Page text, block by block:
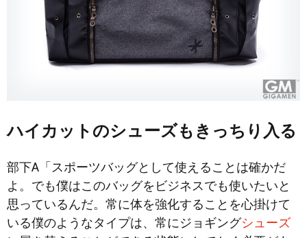
ハイカットのシューズもきっちり入る
部下A「スポーツバッグとして使えることは確かだ
よ。でも僕はこのバッグをビジネスでも使いたいと
思っているんだ。常に体を強化することを心掛けて
いる僕のようなタイプは、常にジョギングシューズ